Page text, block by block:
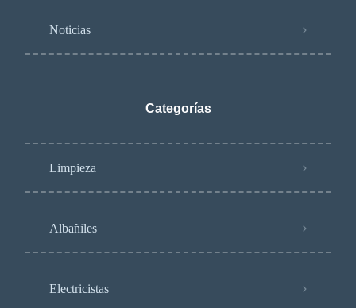
Noticias
Categorías
Limpieza
Albañiles
Electricistas